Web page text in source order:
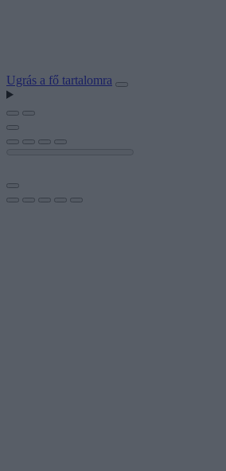
Ugrás a fő tartalomra